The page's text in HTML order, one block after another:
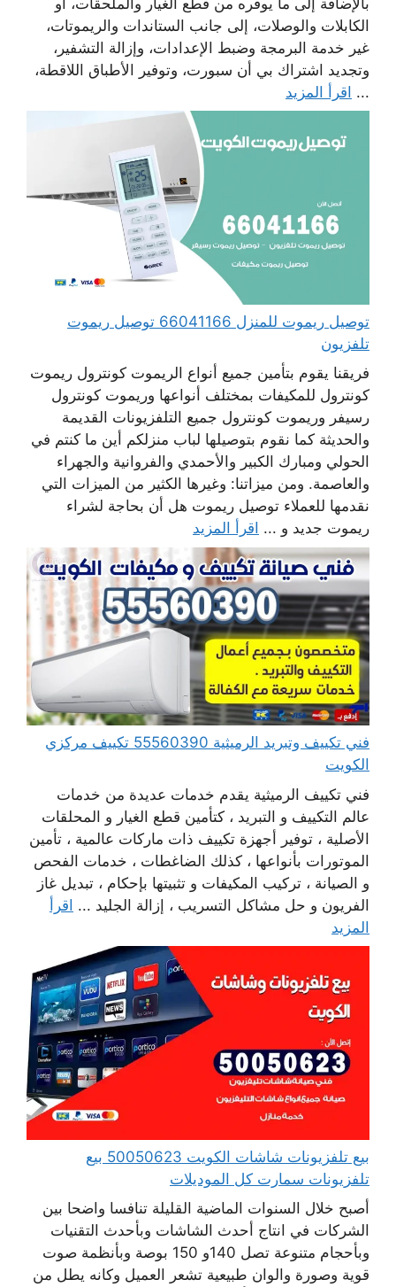
الكابلات والوصلات، إلى جانب الستاندات والريموتات،
غير خدمة البرمجة وضبط الإعدادات، وإزالة التشفير،
وتجديد اشتراك بي أن سبورت، وتوفير الأطباق اللاقطة،
... اقرأ المزيد
توصيل ريموت للمنزل 66041166 توصيل ريموت
تلفزيون
فريقنا يقوم بتأمين جميع أنواع الريموت كونترول ريموت
كونترول للمكيفات بمختلف أنواعها وريموت كونترول
رسيفر وريموت كونترول جميع التلفزيونات القديمة
والحديثة كما نقوم بتوصيلها لباب منزلكم أين ما كنتم في
الحولي ومبارك الكبير والأحمدي والفروانية والجهراء
والعاصمة. ومن ميزاتنا: وغيرها الكثير من الميزات التي
نقدمها للعملاء توصيل ريموت هل أن بحاجة لشراء
ريموت جديد و ... اقرأ المزيد
فني تكييف وتبريد الرميثية 55560390 تكييف مركزي
الكويت
فني تكييف الرميثية يقدم خدمات عديدة من خدمات
عالم التكييف و التبريد ، كتأمين قطع الغيار و المحلقات
الأصلية ، توفير أجهزة تكييف ذات ماركات عالمية ، تأمين
الموتورات بأنواعها ، كذلك الضاغطات ، خدمات الفحص
و الصيانة ، تركيب المكيفات و تثبيتها بإحكام ، تبديل غاز
الفريون و حل مشاكل التسريب ، إزالة الجليد ... اقرأ
المزيد
بيع تلفزيونات شاشات الكويت 50050623 بيع
تلفزيونات سمارت كل الموديلات
أصبح خلال السنوات الماضية القليلة تنافسا واضحا بين
الشركات في انتاج أحدث الشاشات وبأحدث التقنيات
وبأحجام متنوعة تصل 140و 150 بوصة وبأنظمة صوت
قوية وصورة والوان طبيعية تشعر العميل وكانه يطل من